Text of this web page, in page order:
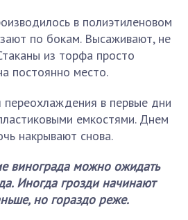
в полиэтиленовом
по бокам. Высаживают, не
из торфа просто
постоянно место.
в первые дни
емкостями. Днем
накрывают снова.
винограда можно ожидать
Иногда грозди начинают
но гораздо реже.